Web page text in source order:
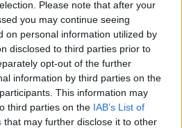
Please note that after your
you may continue seeing
on personal information utilized by
disclosed to third parties prior to
opt-out of the further
information by third parties on the
This information may
third parties on the IAB’s List of
that may further disclose it to other